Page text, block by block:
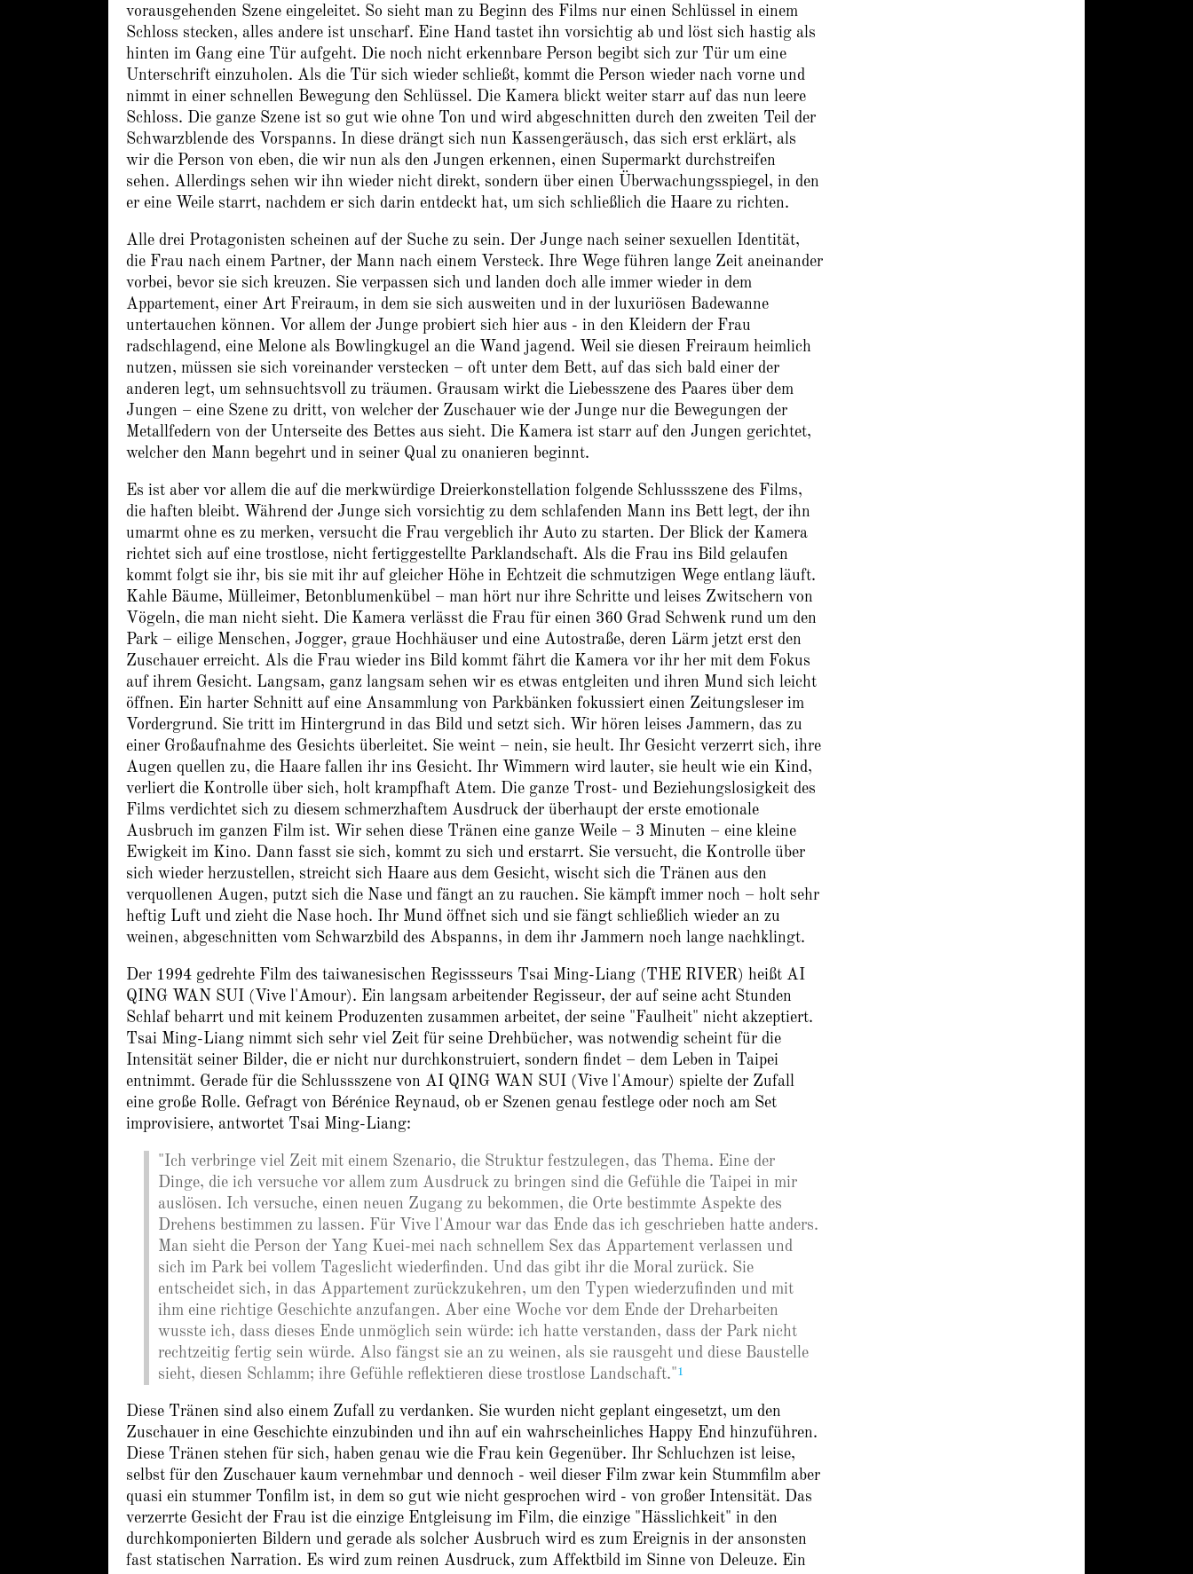
vorausgehenden Szene eingeleitet. So sieht man zu Beginn des Films nur einen Schlüssel in einem
Schloss stecken, alles andere ist unscharf. Eine Hand tastet ihn vorsichtig ab und löst sich hastig als
hinten im Gang eine Tür aufgeht. Die noch nicht erkennbare Person begibt sich zur Tür um eine
Unterschrift einzuholen. Als die Tür sich wieder schließt, kommt die Person wieder nach vorne und
nimmt in einer schnellen Bewegung den Schlüssel. Die Kamera blickt weiter starr auf das nun leere
Schloss. Die ganze Szene ist so gut wie ohne Ton und wird abgeschnitten durch den zweiten Teil der
Schwarzblende des Vorspanns. In diese drängt sich nun Kassengeräusch, das sich erst erklärt, als
wir die Person von eben, die wir nun als den Jungen erkennen, einen Supermarkt durchstreifen
sehen. Allerdings sehen wir ihn wieder nicht direkt, sondern über einen Überwachungsspiegel, in den
er eine Weile starrt, nachdem er sich darin entdeckt hat, um sich schließlich die Haare zu richten.
Alle drei Protagonisten scheinen auf der Suche zu sein. Der Junge nach seiner sexuellen Identität,
die Frau nach einem Partner, der Mann nach einem Versteck. Ihre Wege führen lange Zeit aneinander
vorbei, bevor sie sich kreuzen. Sie verpassen sich und landen doch alle immer wieder in dem
Appartement, einer Art Freiraum, in dem sie sich ausweiten und in der luxuriösen Badewanne
untertauchen können. Vor allem der Junge probiert sich hier aus - in den Kleidern der Frau
radschlagend, eine Melone als Bowlingkugel an die Wand jagend. Weil sie diesen Freiraum heimlich
nutzen, müssen sie sich voreinander verstecken – oft unter dem Bett, auf das sich bald einer der
anderen legt, um sehnsuchtsvoll zu träumen. Grausam wirkt die Liebesszene des Paares über dem
Jungen – eine Szene zu dritt, von welcher der Zuschauer wie der Junge nur die Bewegungen der
Metallfedern von der Unterseite des Bettes aus sieht. Die Kamera ist starr auf den Jungen gerichtet,
welcher den Mann begehrt und in seiner Qual zu onanieren beginnt.
Es ist aber vor allem die auf die merkwürdige Dreierkonstellation folgende Schlussszene des Films,
die haften bleibt. Während der Junge sich vorsichtig zu dem schlafenden Mann ins Bett legt, der ihn
umarmt ohne es zu merken, versucht die Frau vergeblich ihr Auto zu starten. Der Blick der Kamera
richtet sich auf eine trostlose, nicht fertiggestellte Parklandschaft. Als die Frau ins Bild gelaufen
kommt folgt sie ihr, bis sie mit ihr auf gleicher Höhe in Echtzeit die schmutzigen Wege entlang läuft.
Kahle Bäume, Mülleimer, Betonblumenkübel – man hört nur ihre Schritte und leises Zwitschern von
Vögeln, die man nicht sieht. Die Kamera verlässt die Frau für einen 360 Grad Schwenk rund um den
Park – eilige Menschen, Jogger, graue Hochhäuser und eine Autostraße, deren Lärm jetzt erst den
Zuschauer erreicht. Als die Frau wieder ins Bild kommt fährt die Kamera vor ihr her mit dem Fokus
auf ihrem Gesicht. Langsam, ganz langsam sehen wir es etwas entgleiten und ihren Mund sich leicht
öffnen. Ein harter Schnitt auf eine Ansammlung von Parkbänken fokussiert einen Zeitungsleser im
Vordergrund. Sie tritt im Hintergrund in das Bild und setzt sich. Wir hören leises Jammern, das zu
einer Großaufnahme des Gesichts überleitet. Sie weint – nein, sie heult. Ihr Gesicht verzerrt sich, ihre
Augen quellen zu, die Haare fallen ihr ins Gesicht. Ihr Wimmern wird lauter, sie heult wie ein Kind,
verliert die Kontrolle über sich, holt krampfhaft Atem. Die ganze Trost- und Beziehungslosigkeit des
Films verdichtet sich zu diesem schmerzhaftem Ausdruck der überhaupt der erste emotionale
Ausbruch im ganzen Film ist. Wir sehen diese Tränen eine ganze Weile – 3 Minuten – eine kleine
Ewigkeit im Kino. Dann fasst sie sich, kommt zu sich und erstarrt. Sie versucht, die Kontrolle über
sich wieder herzustellen, streicht sich Haare aus dem Gesicht, wischt sich die Tränen aus den
verquollenen Augen, putzt sich die Nase und fängt an zu rauchen. Sie kämpft immer noch – holt sehr
heftig Luft und zieht die Nase hoch. Ihr Mund öffnet sich und sie fängt schließlich wieder an zu
weinen, abgeschnitten vom Schwarzbild des Abspanns, in dem ihr Jammern noch lange nachklingt.
Der 1994 gedrehte Film des taiwanesischen Regissseurs Tsai Ming-Liang (THE RIVER) heißt AI
QING WAN SUI (Vive l'Amour). Ein langsam arbeitender Regisseur, der auf seine acht Stunden
Schlaf beharrt und mit keinem Produzenten zusammen arbeitet, der seine "Faulheit" nicht akzeptiert.
Tsai Ming-Liang nimmt sich sehr viel Zeit für seine Drehbücher, was notwendig scheint für die
Intensität seiner Bilder, die er nicht nur durchkonstruiert, sondern findet – dem Leben in Taipei
entnimmt. Gerade für die Schlussszene von AI QING WAN SUI (Vive l'Amour) spielte der Zufall
eine große Rolle. Gefragt von Bérénice Reynaud, ob er Szenen genau festlege oder noch am Set
improvisiere, antwortet Tsai Ming-Liang:
"Ich verbringe viel Zeit mit einem Szenario, die Struktur festzulegen, das Thema. Eine der
Dinge, die ich versuche vor allem zum Ausdruck zu bringen sind die Gefühle die Taipei in mir
auslösen. Ich versuche, einen neuen Zugang zu bekommen, die Orte bestimmte Aspekte des
Drehens bestimmen zu lassen. Für Vive l'Amour war das Ende das ich geschrieben hatte anders.
Man sieht die Person der Yang Kuei-mei nach schnellem Sex das Appartement verlassen und
sich im Park bei vollem Tageslicht wiederfinden. Und das gibt ihr die Moral zurück. Sie
entscheidet sich, in das Appartement zurückzukehren, um den Typen wiederzufinden und mit
ihm eine richtige Geschichte anzufangen. Aber eine Woche vor dem Ende der Dreharbeiten
wusste ich, dass dieses Ende unmöglich sein würde: ich hatte verstanden, dass der Park nicht
rechtzeitig fertig sein würde. Also fängst sie an zu weinen, als sie rausgeht und diese Baustelle
sieht, diesen Schlamm; ihre Gefühle reflektieren diese trostlose Landschaft."1
Diese Tränen sind also einem Zufall zu verdanken. Sie wurden nicht geplant eingesetzt, um den
Zuschauer in eine Geschichte einzubinden und ihn auf ein wahrscheinliches Happy End hinzuführen.
Diese Tränen stehen für sich, haben genau wie die Frau kein Gegenüber. Ihr Schluchzen ist leise,
selbst für den Zuschauer kaum vernehmbar und dennoch - weil dieser Film zwar kein Stummfilm aber
quasi ein stummer Tonfilm ist, in dem so gut wie nicht gesprochen wird - von großer Intensität. Das
verzerrte Gesicht der Frau ist die einzige Entgleisung im Film, die einzige "Hässlichkeit" in den
durchkomponierten Bildern und gerade als solcher Ausbruch wird es zum Ereignis in der ansonsten
fast statischen Narration. Es wird zum reinen Ausdruck, zum Affektbild im Sinne von Deleuze. Ein